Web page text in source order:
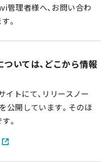
管理者様へ、お問い合わ
。
いては、どこから情報
トにて、リリースノー
公開しています。そのほ
。